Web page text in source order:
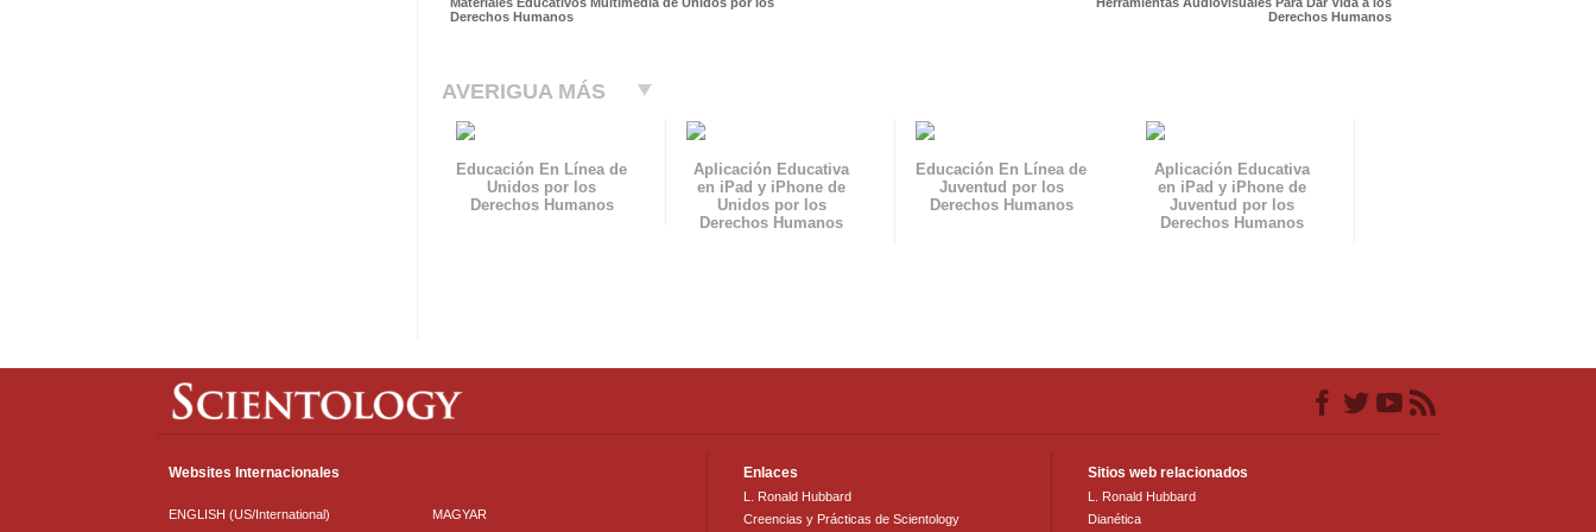
Derechos Humanos
Derechos Humanos
AVERIGUA MÁS
Educación En Línea de
Unidos por los
Derechos Humanos
Aplicación Educativa
en iPad y iPhone de
Unidos por los
Derechos Humanos
Educación En Línea de
Juventud por los
Derechos Humanos
Aplicación Educativa
en iPad y iPhone de
Juventud por los
Derechos Humanos
Websites Internacionales
ENGLISH (US/International)
MAGYAR
Enlaces
L. Ronald Hubbard
Creencias y Prácticas de Scientology
Sitios web relacionados
L. Ronald Hubbard
Dianética